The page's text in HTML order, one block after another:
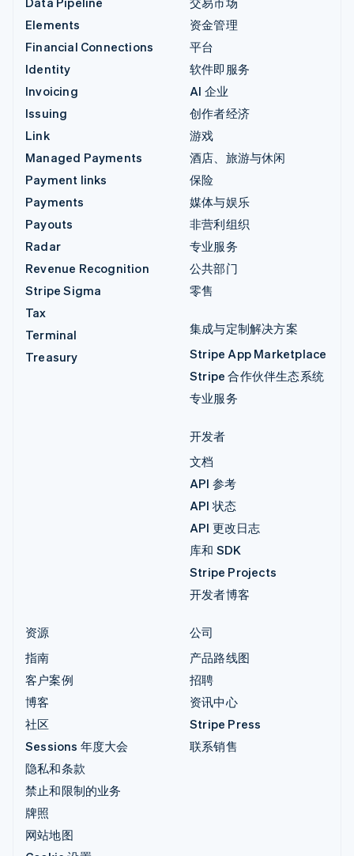
Elements
Financial Connections
Identity
Invoicing
Issuing
Link
Managed Payments
Payment links
Payments
Payouts
Radar
Revenue Recognition
Stripe Sigma
Tax
Terminal
Treasury
资金管理
平台
软件即服务
AI 企业
创作者经济
游戏
酒店、旅游与休闲
保险
媒体与娱乐
非营利组织
专业服务
公共部门
零售
集成与定制解决方案
Stripe App Marketplace
Stripe 合作伙伴生态系统
专业服务
开发者
文档
API 参考
API 状态
API 更改日志
库和 SDK
Stripe Projects
开发者博客
资源
指南
客户案例
博客
社区
Sessions 年度大会
隐私和条款
禁止和限制的业务
牌照
网站地图
公司
产品路线图
招聘
资讯中心
Stripe Press
联系销售